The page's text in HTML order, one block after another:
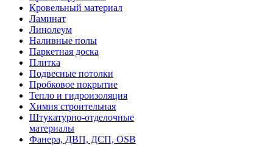
Кровельный материал
Ламинат
Линолеум
Наливные полы
Паркетная доска
Плитка
Подвесные потолки
Пробковое покрытие
Тепло и гидроизоляция
Химия строительная
Штукатурно-отделочные
материалы
Фанера, ДВП, ДСП, OSB